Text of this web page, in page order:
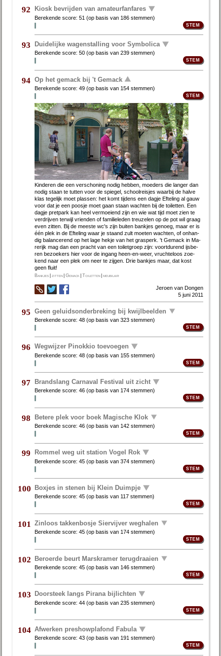
92 Kiosk bevrijden van amateurfanfares
Berekende score:51 (op basis van 186 stemmen)
93 Duidelijke wagenstalling voor Symbolica
Berekende score:50 (op basis van239 stemmen)
94 Op het gemack bij 't Gemack
Berekende score:49 (op basis van 154 stemmen)
Kin­de­ren die een ver­scho­ning no­dig heb­ben, moe­ders die lan­ger dan
no­dig staan te tut­ten voor de spie­gel, school­reis­jes waar­bij de hal­ve
klas te­ge­lijk moet plas­sen: het komt tij­dens een dag­je Ef­te­ling al gauw
voor dat je een poos­je moet gaan staan wach­ten bij de toi­let­ten. Een
dag­je pret­park kan heel ver­moei­end zijn en wie wat tijd moet zien te
ver­drij­ven ter­wijl vrien­den of fa­mi­lie­le­den treu­ze­len op de pot wil graag
even zit­ten. Bij de mees­te wc's zijn bui­ten bank­jes ge­noeg, maar er is
één plek in de Ef­te­ling waar je staand zult moe­ten wach­ten, of on­han­
dig ba­lan­ce­rend op het la­ge hek­je van het gras­perk. 't Ge­mack in Ma­
re­rijk mag dan een pracht van een toi­let­groep zijn: voort­du­rend ijs­be­
ren be­zoe­kers hier voor de in­gang heen-en-weer, vruch­te­loos zoe­
kend naar een plek om neer te zij­gen. Drie bank­jes maar, dat kost
geen fluit!
Bankjes |zitten |Gemack |Toiletten |meubilair
Jeroen van Dongen
5 juni 2011
95 Geen geluidsonderbreking bij kwijlbeelden
Berekende score:48 (op basis van323 stemmen)
96 Wegwijzer Pinokkio toevoegen
Berekende score:48 (op basis van 155 stemmen)
97 Brandslang Carnaval Festival uit zicht
Berekende score:46 (op basis van 174 stemmen)
98 Betere plek voor boek Magische Klok
Berekende score:46 (op basis van 142 stemmen)
99 Rommel weg uit station Vogel Rok
Berekende score:45 (op basis van374 stemmen)
100 Boxjes in stenen bij Klein Duimpje
Berekende score:45 (op basis van117 stemmen)
101 Zinloos takkenbosje Siervijver weghalen
Berekende score:45 (op basis van 174 stemmen)
102 Beroerde beurt Marskramer terugdraaien
Berekende score:45 (op basis van 146 stemmen)
103 Doorsteek langs Pirana bijlichten
Berekende score:44 (op basis van235 stemmen)
104 Afwerken preshowplafond Fabula
Berekende score:43 (op basis van 191 stemmen)